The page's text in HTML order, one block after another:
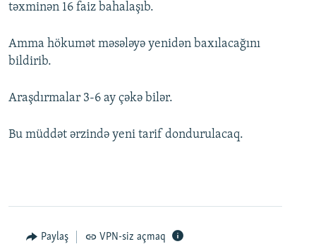
təxminən 16 faiz bahalaşıb.
Amma hökumət məsələyə yenidən baxılacağını
bildirib.
Araşdırmalar 3-6 ay çəkə bilər.
Bu müddət ərzində yeni tarif dondurulacaq.
Paylaş VPN-siz açmaq